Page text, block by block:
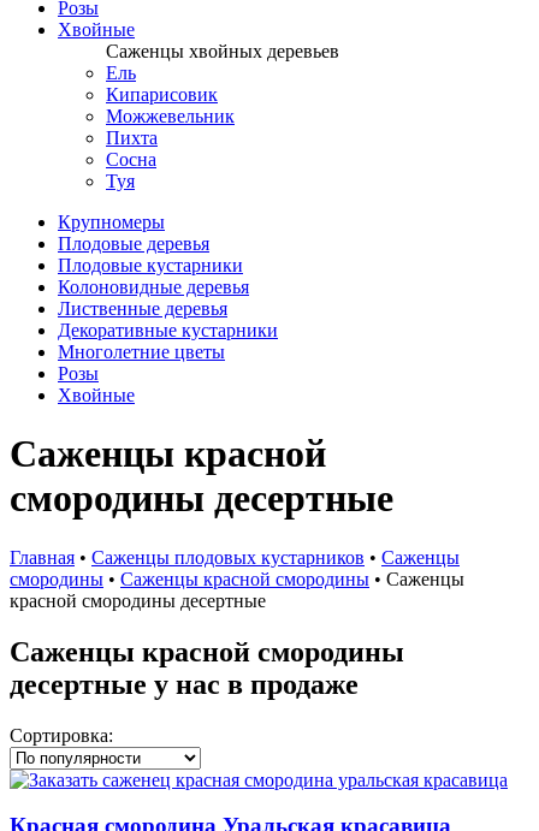
Розы
Хвойные
Саженцы хвойных деревьев
Ель
Кипарисовик
Можжевельник
Пихта
Сосна
Туя
Крупномеры
Плодовые деревья
Плодовые кустарники
Колоновидные деревья
Лиственные деревья
Декоративные кустарники
Многолетние цветы
Розы
Хвойные
Саженцы красной
смородины десертные
Главная • Саженцы плодовых кустарников • Саженцы
смородины • Саженцы красной смородины • Саженцы
красной смородины десертные
Саженцы красной смородины
десертные у нас в продаже
Сортировка: